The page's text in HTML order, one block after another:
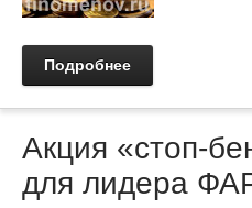
Подробнее
Акция «стоп-
для лидера